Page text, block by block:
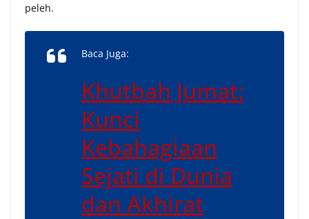
peleh.
Baca Juga:
Khutbah Jumat:
Kunci
Kebahagiaan
Sejati di Dunia
dan Akhirat